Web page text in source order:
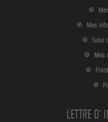
Mes
Suivi
Mes
LETTRE D'